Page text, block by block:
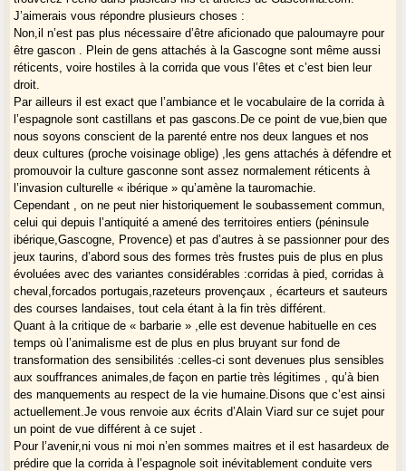
J’aimerais vous répondre plusieurs choses :
Non,il n’est pas plus nécessaire d’être aficionado que paloumayre pour
être gascon . Plein de gens attachés à la Gascogne sont même aussi
réticents, voire hostiles à la corrida que vous l’êtes et c’est bien leur
droit.
Par ailleurs il est exact que l’ambiance et le vocabulaire de la corrida à
l’espagnole sont castillans et pas gascons.De ce point de vue,bien que
nous soyons conscient de la parenté entre nos deux langues et nos
deux cultures (proche voisinage oblige) ,les gens attachés à défendre et
promouvoir la culture gasconne sont assez normalement réticents à
l’invasion culturelle « ibérique » qu’amène la tauromachie.
Cependant , on ne peut nier historiquement le soubassement commun,
celui qui depuis l’antiquité a amené des territoires entiers (péninsule
ibérique,Gascogne, Provence) et pas d’autres à se passionner pour des
jeux taurins, d’abord sous des formes très frustes puis de plus en plus
évoluées avec des variantes considérables :corridas à pied, corridas à
cheval,forcados portugais,razeteurs provençaux , écarteurs et sauteurs
des courses landaises, tout cela étant à la fin très différent.
Quant à la critique de « barbarie » ,elle est devenue habituelle en ces
temps où l’animalisme est de plus en plus bruyant sur fond de
transformation des sensibilités :celles-ci sont devenues plus sensibles
aux souffrances animales,de façon en partie très légitimes , qu’à bien
des manquements au respect de la vie humaine.Disons que c’est ainsi
actuellement.Je vous renvoie aux écrits d’Alain Viard sur ce sujet pour
un point de vue différent à ce sujet .
Pour l’avenir,ni vous ni moi n’en sommes maitres et il est hasardeux de
prédire que la corrida à l’espagnole soit inévitablement conduite vers